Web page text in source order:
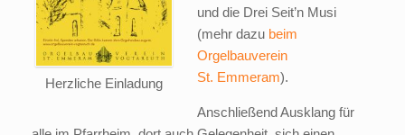
Herzliche Einladung
und die Drei Seit’n Musi
(mehr dazu beim
Orgelbauverein
St. Emmeram).
Anschließend Ausklang für